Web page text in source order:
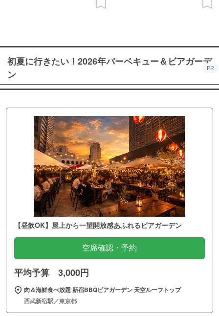
初夏に行きたい！2026年バーベキュー＆ビアガーデ
ン
PR
【昼飲OK】屋上から一望開放感あふれるビアガーデン
空席確認・予約
平均予算 3,000円
肉＆海鮮食べ放題 新宿BBQビアガーデン 天空ルーフトップ
西武新宿駅／東京都